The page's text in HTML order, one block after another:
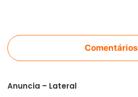
Comentários
Anuncia – Lateral